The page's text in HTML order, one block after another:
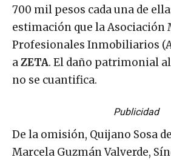
700 mil pesos cada una de
estimación que la Asociación
Profesionales Inmobiliarios
aZETA. El daño patrimonial
no se cuantifica.
Publicidad
De la omisión, Quijano Sosa
Marcela Guzmán Valverde,